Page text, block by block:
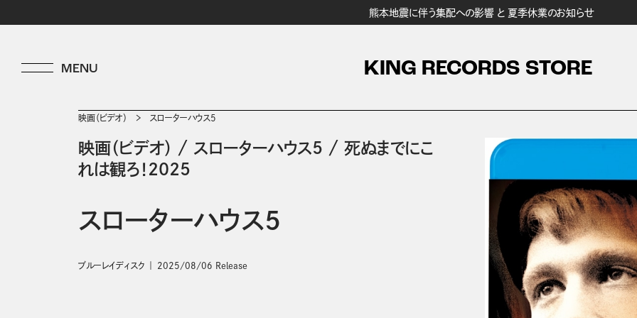
熊本地震に伴う集配への影響 と 夏季休業のお知らせ
KING RECORDS STORE
映画（ビデオ） スローターハウス5
映画（ビデオ） / スローターハウス５ / 死ぬまでにこ
れは観ろ！2025
スローターハウス5
ブルーレイディスク 2025/08/06 Release